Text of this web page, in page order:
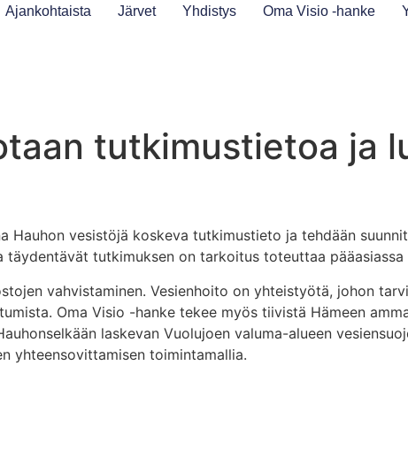
Ajankohtaista Järvet Yhdistys Oma Visio -hanke
tutkimustietoa ja
Hauhon vesistöjä koskeva tutkimustieto ja tehdään
tutkimuksen on tarkoitus toteuttaa
vahvistaminen. Vesienhoito on yhteistyötä, johon
Oma Visio -hanke tekee myös tiivistä Hämeen
laskevan Vuolujoen valuma-alueen
yhteensovittamisen toimintamallia.